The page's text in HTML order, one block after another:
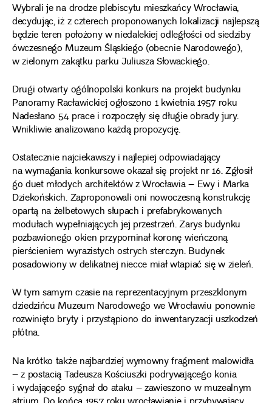
Wybrali je na drodze plebiscytu mieszkańcy Wrocławia,
decydując, iż z czterech proponowanych lokalizacji najlepszą
będzie teren położony w niedalekiej odległości od siedziby
ówczesnego Muzeum Śląskiego (obecnie Narodowego),
w zielonym zakątku parku Juliusza Słowackiego.
Drugi otwarty ogólnopolski konkurs na projekt budynku
Panoramy Racławickiej ogłoszono 1 kwietnia 1957 roku
Nadesłano 54 prace i rozpoczęły się długie obrady jury.
Wnikliwie analizowano każdą propozycję.
Ostatecznie najciekawszy i najlepiej odpowiadający
na wymagania konkursowe okazał się projekt nr 16. Zgłosił
go duet młodych architektów z Wrocławia – Ewy i Marka
Dziekońskich. Zaproponowali oni nowoczesną konstrukcję
opartą na żelbetowych słupach i prefabrykowanych
modułach wypełniających jej przestrzeń. Zarys budynku
pozbawionego okien przypominał koronę wieńczoną
pierścieniem wyrazistych ostrych sterczyn. Budynek
posadowiony w delikatnej niecce miał wtapiać się w zieleń.
W tym samym czasie na reprezentacyjnym przeszklonym
dziedzińcu Muzeum Narodowego we Wrocławiu ponownie
rozwinięto bryty i przystąpiono do inwentaryzacji uszkodzeń
płótna.
Na krótko także najbardziej wymowny fragment malowidła
– z postacią Tadeusza Kościuszki podrywającego konia
i wydającego sygnał do ataku – zawieszono w muzealnym